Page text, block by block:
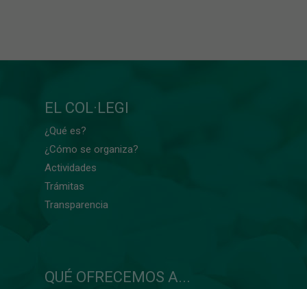
EL COL·LEGI
¿Qué es?
¿Cómo se organiza?
Actividades
Trámitas
Transparencia
QUÉ OFRECEMOS A...